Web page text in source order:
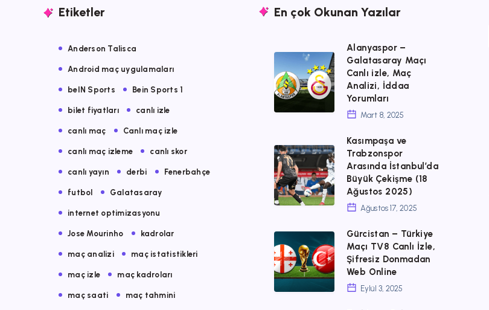
Etiketler
Anderson Talisca
Android maç uygulamaları
beIN Sports Bein Sports 1
bilet fiyatları canlı izle
canlı maç Canlı maç izle
canlı maç izleme canlı skor
canlı yayın derbi Fenerbahçe
futbol Galatasaray
internet optimizasyonu
Jose Mourinho kadrolar
maç analizi maç istatistikleri
maç izle maç kadroları
maç saati maç tahmini
En çok Okunan Yazılar
Alanyaspor
–
Galatasaray
Maçı
izle,
Maç
Analizi,
İddaa
Alanyaspor –
Galatasaray Maçı
Canlı izle, Maç
Analizi, İddaa
Yorumları
Mart 8, 2025
Kasımpaşa
ve
Trabzonspor
Arasında
Büyük
Çekişme
(18
Kasımpaşa ve
Trabzonspor
Arasında İstanbul’da
Büyük Çekişme (18
Ağustos 2025)
Ağustos 17, 2025
Gürcistan
–
Türkiye
Maçı
Gürcistan – Türkiye
Maçı TV8 Canlı İzle,
Şifresiz Donmadan
Web Online
Eylül 3, 2025